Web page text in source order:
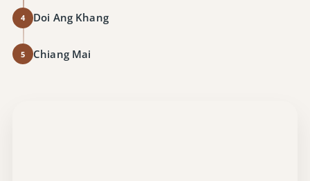
4 Doi Ang Khang
5 Chiang Mai